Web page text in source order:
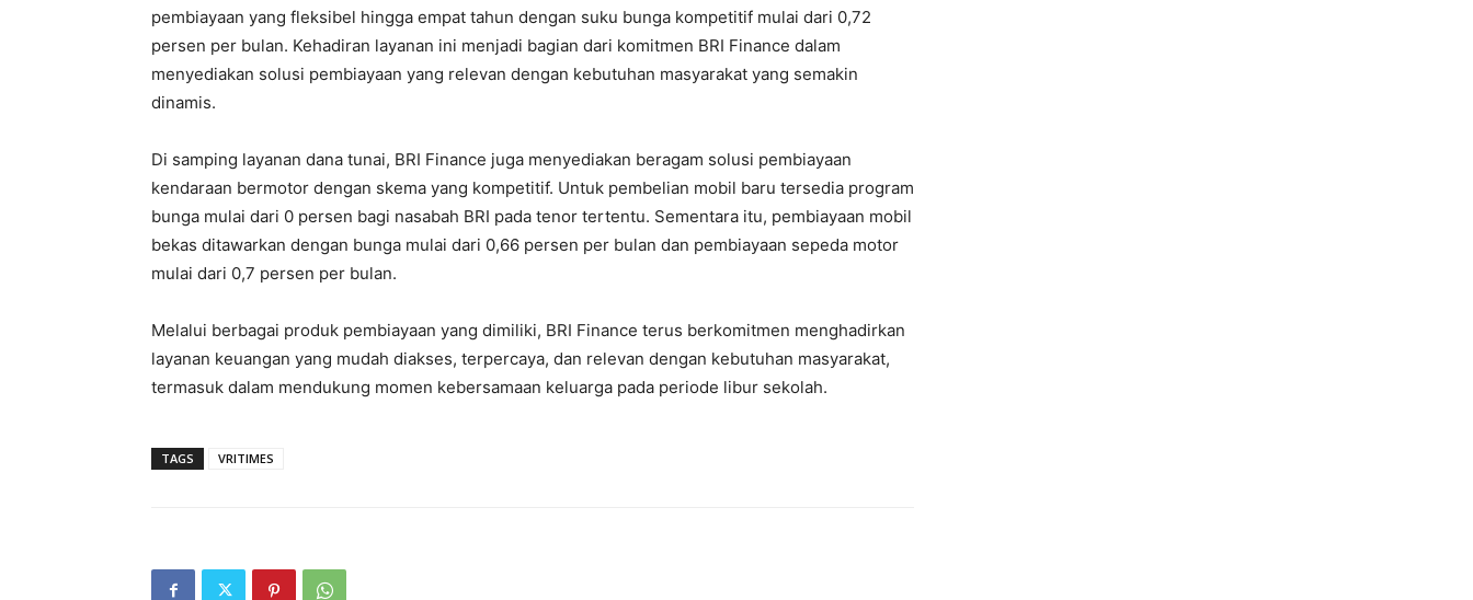
pembiayaan yang fleksibel hingga empat tahun dengan suku bunga kompetitif mulai dari 0,72
persen per bulan. Kehadiran layanan ini menjadi bagian dari komitmen BRI Finance dalam
menyediakan solusi pembiayaan yang relevan dengan kebutuhan masyarakat yang semakin
dinamis.
Di samping layanan dana tunai, BRI Finance juga menyediakan beragam solusi pembiayaan
kendaraan bermotor dengan skema yang kompetitif. Untuk pembelian mobil baru tersedia program
bunga mulai dari 0 persen bagi nasabah BRI pada tenor tertentu. Sementara itu, pembiayaan mobil
bekas ditawarkan dengan bunga mulai dari 0,66 persen per bulan dan pembiayaan sepeda motor
mulai dari 0,7 persen per bulan.
Melalui berbagai produk pembiayaan yang dimiliki, BRI Finance terus berkomitmen menghadirkan
layanan keuangan yang mudah diakses, terpercaya, dan relevan dengan kebutuhan masyarakat,
termasuk dalam mendukung momen kebersamaan keluarga pada periode libur sekolah.
TAGS VRITIMES